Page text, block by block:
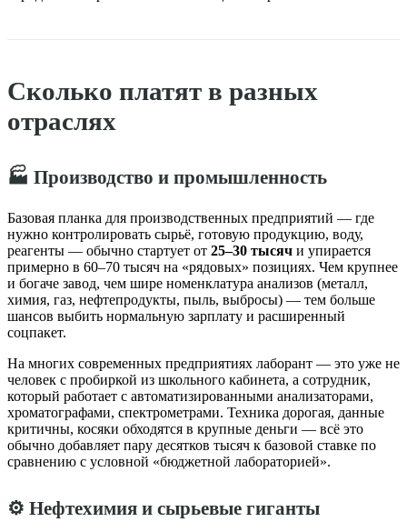
Сколько платят в разных
отраслях
🏭 Производство и промышленность
Базовая планка для производственных предприятий — где
нужно контролировать сырьё, готовую продукцию, воду,
реагенты — обычно стартует от 25–30 тысяч и упирается
примерно в 60–70 тысяч на «рядовых» позициях. Чем крупнее
и богаче завод, чем шире номенклатура анализов (металл,
химия, газ, нефтепродукты, пыль, выбросы) — тем больше
шансов выбить нормальную зарплату и расширенный
соцпакет.
На многих современных предприятиях лаборант — это уже не
человек с пробиркой из школьного кабинета, а сотрудник,
который работает с автоматизированными анализаторами,
хроматографами, спектрометрами. Техника дорогая, данные
критичны, косяки обходятся в крупные деньги — всё это
обычно добавляет пару десятков тысяч к базовой ставке по
сравнению с условной «бюджетной лабораторией».
⚙️ Нефтехимия и сырьевые гиганты